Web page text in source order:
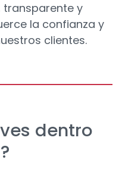
transparente y
la confianza y
clientes.
dentro